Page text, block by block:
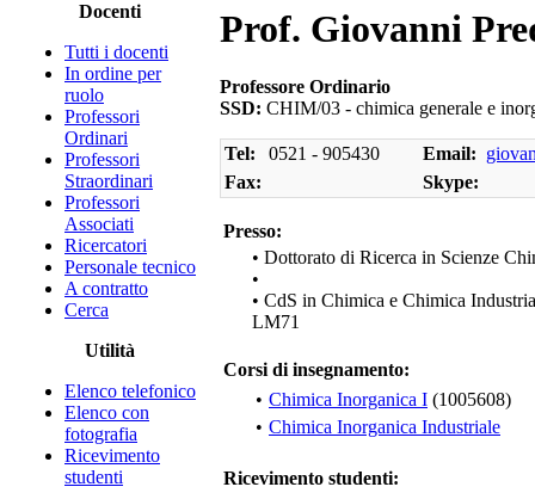
Docenti
Tutti i docenti
In ordine per
ruolo
Professori
Ordinari
Professori
Straordinari
Professori
Associati
Ricercatori
Personale tecnico
A contratto
Cerca
Utilità
Elenco telefonico
Elenco con
fotografia
Ricevimento
studenti
Prof. Giovanni
Professore Ordinario
SSD: CHIM/03 - chimica generale e
Tel: 0521 - 905430 Email:
Fax:
Skype:
Presso:
• Dottorato di Ricerca in Scienze
•
• CdS in Chimica e Chimica
LM71
Corsi di insegnamento:
• Chimica Inorganica I (1005608)
• Chimica Inorganica Industriale
Ricevimento studenti: